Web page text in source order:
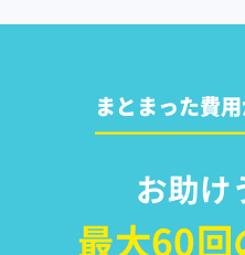
まとまった費
お助け
最大60回